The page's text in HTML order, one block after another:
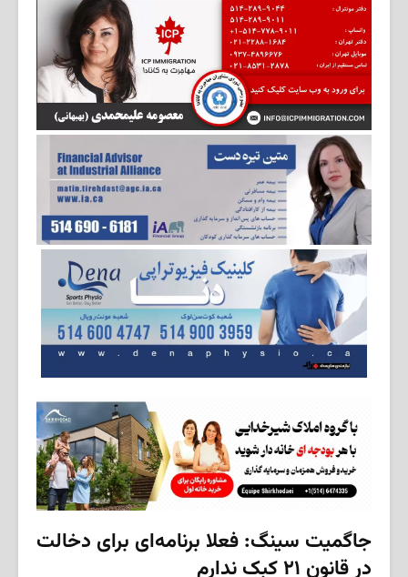
جاگمیت سینگ: فعلا برنامه‌ای برای دخالت
در قانون ۲۱ کبک ندارم